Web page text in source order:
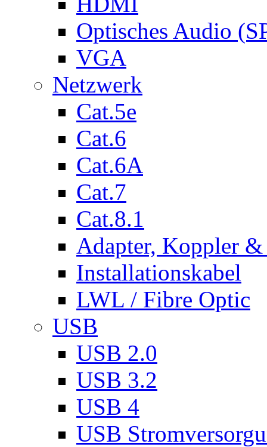
Optisches Audio
VGA
Netzwerk
Cat.5e
Cat.6
Cat.6A
Cat.7
Cat.8.1
Adapter, Koppler &
Installationskabel
LWL / Fibre Optic
USB
USB 2.0
USB 3.2
USB 4
USB